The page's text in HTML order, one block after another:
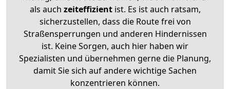
als auch zeiteffizientist. Es ist auch ratsam,
sicherzustellen, dass die Route frei von
Straßensperrungen und anderen Hindernissen
ist. Keine Sorgen, auch hier haben wir
Spezialisten und übernehmen gerne die Planung,
damit Sie sich auf andere wichtige Sachen
konzentrieren können.